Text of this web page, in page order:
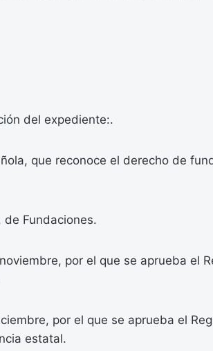
del expediente:.
que reconoce el derecho de
Fundaciones.
por el que se aprueba el
por el que se aprueba el
estatal.